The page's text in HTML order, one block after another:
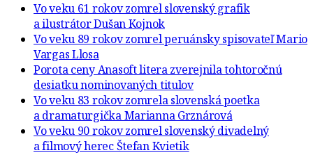
Vo veku 61 rokov zomrel slovenský grafik
a ilustrátor Dušan Kojnok
Vo veku 89 rokov zomrel peruánsky spisovateľ Mario
Vargas Llosa
Porota ceny Anasoft litera zverejnila tohtoročnú
desiatku nominovaných titulov
Vo veku 83 rokov zomrela slovenská poetka
a dramaturgička Marianna Grznárová
Vo veku 90 rokov zomrel slovenský divadelný
a filmový herec Štefan Kvietik